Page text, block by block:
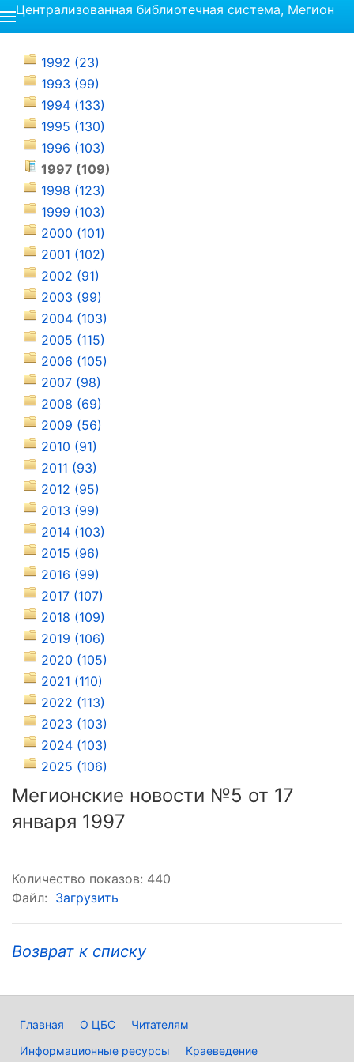
Централизованная библиотечная система, Мегион
1992 (23)
1993 (99)
1994 (133)
1995 (130)
1996 (103)
1997 (109)
1998 (123)
1999 (103)
2000 (101)
2001 (102)
2002 (91)
2003 (99)
2004 (103)
2005 (115)
2006 (105)
2007 (98)
2008 (69)
2009 (56)
2010 (91)
2011 (93)
2012 (95)
2013 (99)
2014 (103)
2015 (96)
2016 (99)
2017 (107)
2018 (109)
2019 (106)
2020 (105)
2021 (110)
2022 (113)
2023 (103)
2024 (103)
2025 (106)
Мегионские новости №5 от 17
января 1997
Количество показов: 440
Файл: Загрузить
Возврат к списку
Главная О ЦБС
Читателям
Информационные ресурсы
Краеведение